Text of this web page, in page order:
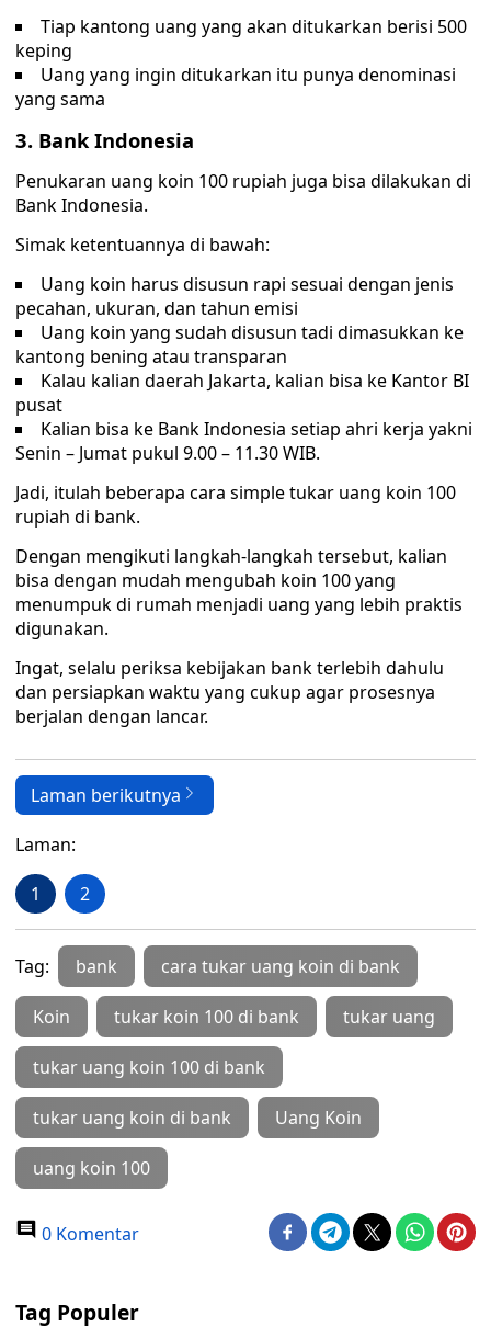
Tiap kantong uang yang akan ditukarkan berisi 500
keping
Uang yang ingin ditukarkan itu punya denominasi
yang sama
3. Bank Indonesia
Penukaran uang koin 100 rupiah juga bisa dilakukan di
Bank Indonesia.
Simak ketentuannya di bawah:
Uang koin harus disusun rapi sesuai dengan jenis
pecahan, ukuran, dan tahun emisi
Uang koin yang sudah disusun tadi dimasukkan ke
kantong bening atau transparan
Kalau kalian daerah Jakarta, kalian bisa ke Kantor BI
pusat
Kalian bisa ke Bank Indonesia setiap ahri kerja yakni
Senin – Jumat pukul 9.00 – 11.30 WIB.
Jadi, itulah beberapa cara simple tukar uang koin 100
rupiah di bank.
Dengan mengikuti langkah-langkah tersebut, kalian
bisa dengan mudah mengubah koin 100 yang
menumpuk di rumah menjadi uang yang lebih praktis
digunakan.
Ingat, selalu periksa kebijakan bank terlebih dahulu
dan persiapkan waktu yang cukup agar prosesnya
berjalan dengan lancar.
Laman berikutnya
Laman:
1 2
Tag: bank cara tukar uang koin di bank
Koin tukar koin 100 di bank tukar uang
tukar uang koin 100 di bank
tukar uang koin di bank Uang Koin
uang koin 100
0 Komentar
Tag Populer